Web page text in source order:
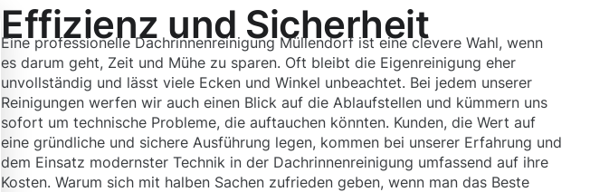
Effizienz und Sicherheit
Eine professionelle Dachrinnenreinigung Müllendorf ist eine clevere Wahl, wenn
es darum geht, Zeit und Mühe zu sparen. Oft bleibt die Eigenreinigung eher
unvollständig und lässt viele Ecken und Winkel unbeachtet. Bei jedem unserer
Reinigungen werfen wir auch einen Blick auf die Ablaufstellen und kümmern uns
sofort um technische Probleme, die auftauchen könnten. Kunden, die Wert auf
eine gründliche und sichere Ausführung legen, kommen bei unserer Erfahrung und
dem Einsatz modernster Technik in der Dachrinnenreinigung umfassend auf ihre
Kosten. Warum sich mit halben Sachen zufrieden geben, wenn man das Beste